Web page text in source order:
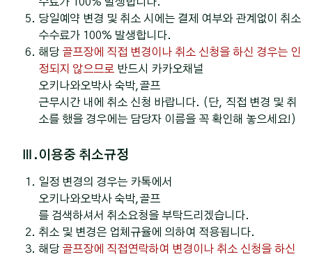
당일예약 변경 및 취소 시에는 결제 여부와 관계없이 취소
수수료가 100% 발생합니다.
해당 골프장에 직접 변경이나 취소 신청을 하신 경우는 인
정되지 않으므로 반드시 카카오채널
오키나와오박사 숙박,골프
근무시간 내에 취소 신청 바랍니다. (단, 직접 변경 및 취
소를 했을 경우에는 담당자 이름을 꼭 확인해 놓으세요!)
Ⅲ.이용중 취소규정
일정 변경의 경우는 카톡에서
오키나와오박사 숙박,골프
를 검색하셔서 취소요청을 부탁드리겠습니다.
취소 및 변경은 업체규율에 의하여 적용됩니다.
해당 골프장에 직접연락하여 변경이나 취소 신청을 하신